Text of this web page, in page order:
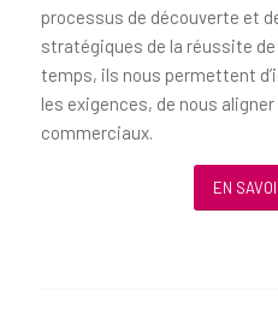
processus de découverte et
stratégiques de la réussite
temps, ils nous permettent
les exigences, de nous
commerciaux.
EN